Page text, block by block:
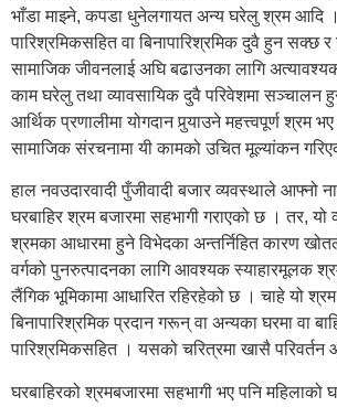
भाँडा माझ्ने, कपडा धुनेलगायत अन्य घरेलु श्रम आदि
पारिश्रमिकसहित वा बिनापारिश्रमिक दुवै हुन सक्छ
सामाजिक जीवनलाई अघि बढाउनका लागि
काम घरेलु तथा व्यावसायिक दुवै परिवेशमा सञ्चालन
आर्थिक प्रणालीमा योगदान पुर्‍याउने महत्त्वपूर्ण श्रम
सामाजिक संरचनामा यी कामको उचित मूल्यांकन
हाल नवउदारवादी पुँजीवादी बजार व्यवस्थाले आफ्नो
घरबाहिर श्रम बजारमा सहभागी गराएको छ । तर,
श्रमका आधारमा हुने विभेदका अन्तर्निहित कारण
वर्गको पुनरुत्पादनका लागि आवश्यक स्याहारमूलक
लैंगिक भूमिकामा आधारित रहिरहेको छ । चाहे यो
बिनापारिश्रमिक प्रदान गरून् वा अन्यका घरमा वा
पारिश्रमिकसहित । यसको चरित्रमा खासै
घरबाहिरको श्रमबजारमा सहभागी भए पनि महिलाको